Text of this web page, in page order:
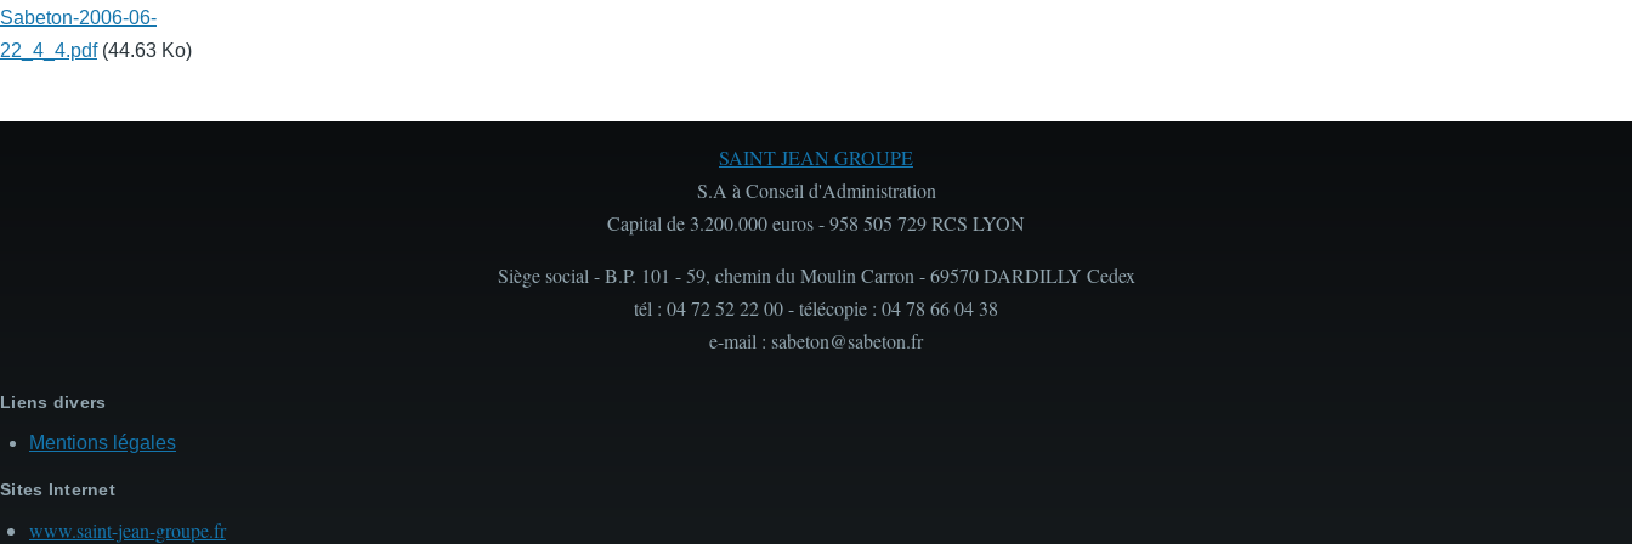
Sabeton-2006-06-
22_4_4.pdf (44.63 Ko)
SAINT JEAN GROUPE
S.A à Conseil d'Administration
Capital de 3.200.000 euros - 958 505 729 RCS LYON
Siège social - B.P. 101 - 59, chemin du Moulin Carron - 69570 DARDILLY Cedex
tél : 04 72 52 22 00 - télécopie : 04 78 66 04 38
e-mail : sabeton@sabeton.fr
Liens divers
Mentions légales
Sites Internet
www.saint-jean-groupe.fr